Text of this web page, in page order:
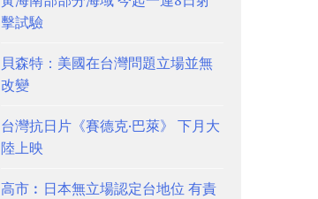
擊試驗
貝森特：美國在台灣問題立場並無
改變
台灣抗日片《賽德克·巴萊》 下月大
陸上映
高市︰日本無立場認定台地位 有責